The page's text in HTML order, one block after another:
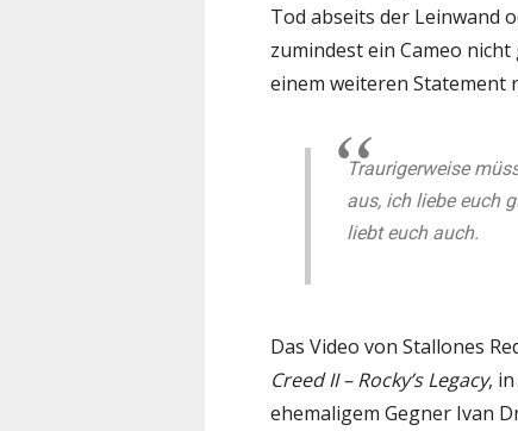
Tod abseits der Leinwand
zumindest ein Cameo
einem weiteren Statement
Traurigerweise
aus, ich liebe euch
liebt euch auch.
Das Video von Stallones
Creed II – Rocky’s Legacy,
ehemaligem Gegner Ivan